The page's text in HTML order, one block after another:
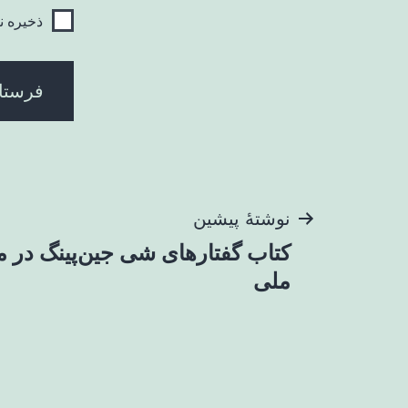
ذخیره
راهبری
نوشته
نوشتهٔ پیشین
کتاب گفتارهای شی جین‌پینگ در
ملی